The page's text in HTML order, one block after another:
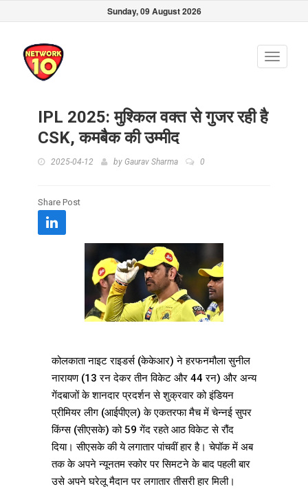
Sunday, 09 August 2026
Toggle
IPL 2025: मुश्किल वक्त से गुजर रही है
CSK, कमबैक की उम्मीद
2025-04-12 by Gaurav Sharma 0
Share Post
कोलकाता नाइट राइडर्स (केकेआर) ने हरफनमौला सुनील
नारायण (13 रन देकर तीन विकेट और 44 रन) और अन्य
गेंदबाजों के शानदार प्रदर्शन से शुक्रवार को इंडियन
प्रीमियर लीग (आईपीएल) के एकतरफा मैच में चेन्नई सुपर
किंग्स (सीएसके) को 59 गेंद रहते आठ विकेट से रौंद
दिया। सीएसके की ये लगातार पांचवीं हार है। चेपॉक में अब
तक के अपने न्यूनतम स्कोर पर सिमटने के बाद पहली बार
उसे अपने घरेलू मैदान पर लगातार तीसरी हार मिली।